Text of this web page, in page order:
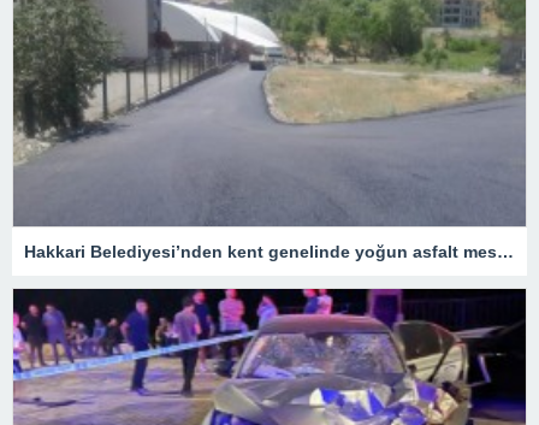
Hakkari Belediyesi’nden kent genelinde yoğun asfalt mesaisi